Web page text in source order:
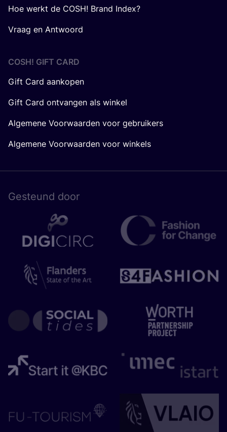
Hoe werkt de COSH! Brand Index?
Vraag en Antwoord
COSH! GIFT CARD
Gift Card aankopen
Gift Card ontvangen als winkel
Algemene Voorwaarden voor gebruikers
Algemene Voorwaarden voor winkels
Gesteund door